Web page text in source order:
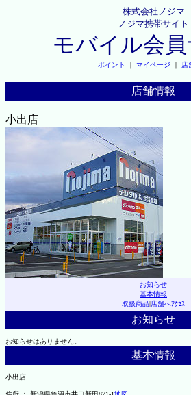
株式会社ノジマ
ノジマ携帯サイト
モバイル会員
ポイント ｜ マイページ ｜ 店
店舗情報
小出店
お知らせ
基本情報
取扱商品|店舗へｱｸｾｽ
お知らせ
お知らせはありません。
基本情報
小出店